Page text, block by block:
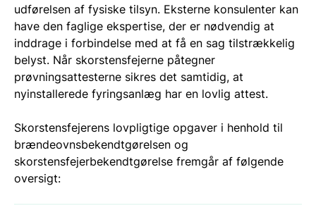
udførelsen af fysiske tilsyn. Eksterne konsulenter kan
have den faglige ekspertise, der er nødvendig at
inddrage i forbindelse med at få en sag tilstrækkelig
belyst. Når skorstensfejerne påtegner
prøvningsattesterne sikres det samtidig, at
nyinstallerede fyringsanlæg har en lovlig attest.
Skorstensfejerens lovpligtige opgaver i henhold til
brændeovnsbekendtgørelsen og
skorstensfejerbekendtgørelse fremgår af følgende
oversigt: